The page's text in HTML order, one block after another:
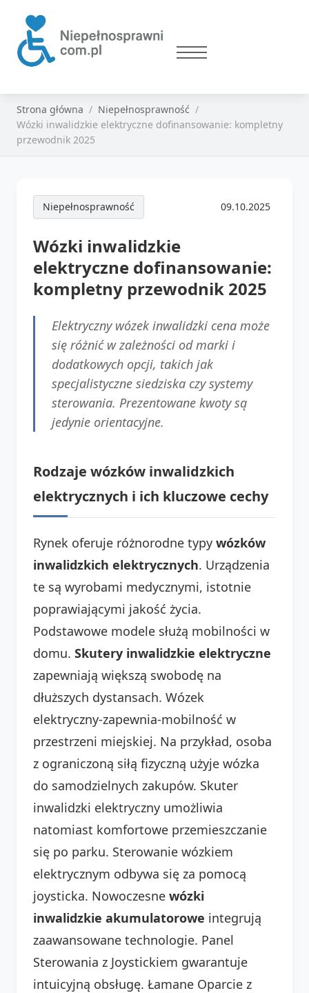
Strona główna
Niepełnosprawność
Wózki inwalidzkie elektryczne dofinansowanie: kompletny
przewodnik 2025
Niepełnosprawność 09.10.2025
Wózki inwalidzkie
elektryczne dofinansowanie:
kompletny przewodnik 2025
Elektryczny wózek inwalidzki cena może
się różnić w zależności od marki i
dodatkowych opcji, takich jak
specjalistyczne siedziska czy systemy
sterowania. Prezentowane kwoty są
jedynie orientacyjne.
Rodzaje wózków inwalidzkich
elektrycznych i ich kluczowe cechy
Rynek oferuje różnorodne typy wózków
inwalidzkich elektrycznych. Urządzenia
te są wyrobami medycznymi, istotnie
poprawiającymi jakość życia.
Podstawowe modele służą mobilności w
domu. Skutery inwalidzkie elektryczne
zapewniają większą swobodę na
dłuższych dystansach. Wózek
elektryczny-zapewnia-mobilność w
przestrzeni miejskiej. Na przykład, osoba
z ograniczoną siłą fizyczną użyje wózka
do samodzielnych zakupów. Skuter
inwalidzki elektryczny umożliwia
natomiast komfortowe przemieszczanie
się po parku. Sterowanie wózkiem
elektrycznym odbywa się za pomocą
joysticka. Nowoczesne wózki
inwalidzkie akumulatorowe integrują
zaawansowane technologie. Panel
Sterowania z Joystickiem gwarantuje
intuicyjną obsługę. Łamane Oparcie z